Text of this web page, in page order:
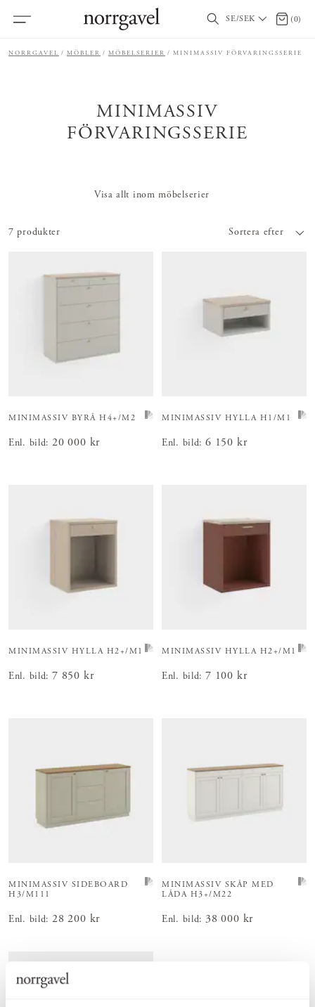
SE/SEK 0 (0)
NORRGAVEL MÖBLER MÖBELSERIER MINIMASSIV FÖRVARINGSSERIE
MINIMASSIV
FÖRVARINGSSERIE
Visa allt inom möbelserier
7 produkter Sortera efter
MINIMASSIV BYRÅ H4+/M2
Enl. bild: Pris:20 000 kr
20 000 kr
MINIMASSIV HYLLA H1/M1
Enl. bild: Pris:6 150 kr
6 150 kr
MINIMASSIV HYLLA H2+/M1
Enl. bild: Pris:7 850 kr
7 850 kr
MINIMASSIV HYLLA H2+/M1
Enl. bild: Pris:7 100 kr
7 100 kr
MINIMASSIV SIDEBOARD
H3/M111
Enl. bild: Pris:28 200 kr
28 200 kr
MINIMASSIV SKÅP MED
LÅDA H3+/M22
Enl. bild: Pris:38 000 kr
38 000 kr